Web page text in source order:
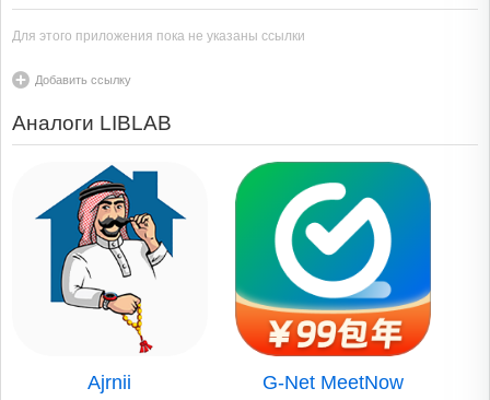
Для этого приложения пока не указаны ссылки
Добавить ссылку
Аналоги LIBLAB
Ajrnii G-Net MeetNow